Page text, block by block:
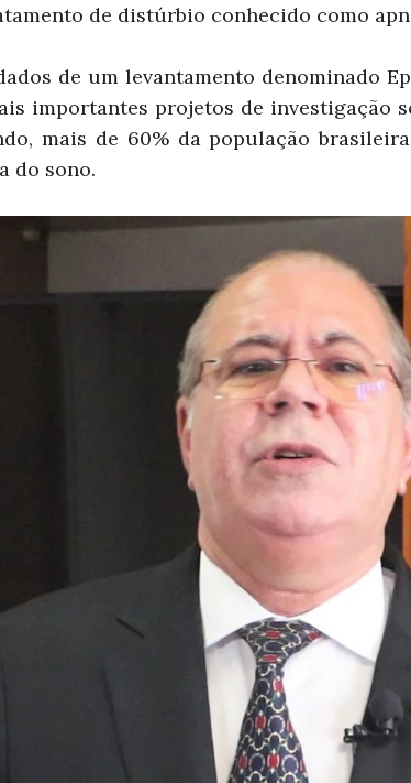
de distúrbio conhecido como
de um levantamento denominado
importantes projetos de investigação
mais de 60% da população
do sono.